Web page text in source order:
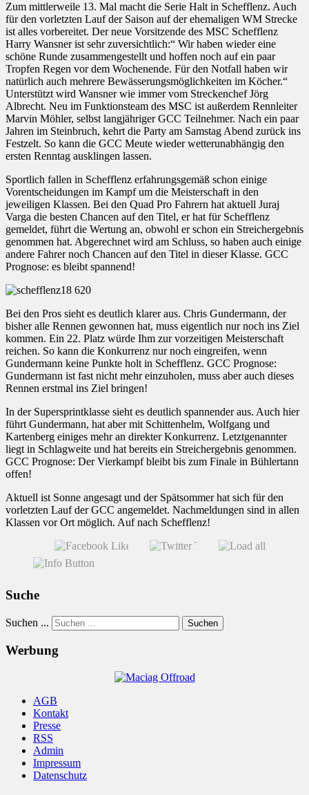
Zum mittlerweile 13. Mal macht die Serie Halt in Schefflenz. Auch
für den vorletzten Lauf der Saison auf der ehemaligen WM Strecke
ist alles vorbereitet. Der neue Vorsitzende des MSC Schefflenz
Harry Wansner ist sehr zuversichtlich:“ Wir haben wieder eine
schöne Runde zusammengestellt und hoffen noch auf ein paar
Tropfen Regen vor dem Wochenende. Für den Notfall haben wir
natürlich auch mehrere Bewässerungsmöglichkeiten im Köcher.“
Unterstützt wird Wansner wie immer vom Streckenchef Jörg
Albrecht. Neu im Funktionsteam des MSC ist außerdem Rennleiter
Marvin Möhler, selbst langjähriger GCC Teilnehmer. Nach ein paar
Jahren im Steinbruch, kehrt die Party am Samstag Abend zurück ins
Festzelt. So kann die GCC Meute wieder wetterunabhängig den
ersten Renntag ausklingen lassen.
Sportlich fallen in Schefflenz erfahrungsgemäß schon einige
Vorentscheidungen im Kampf um die Meisterschaft in den
jeweiligen Klassen. Bei den Quad Pro Fahrern hat aktuell Juraj
Varga die besten Chancen auf den Titel, er hat für Schefflenz
gemeldet, führt die Wertung an, obwohl er schon ein Streichergebnis
genommen hat. Abgerechnet wird am Schluss, so haben auch einige
andere Fahrer noch Chancen auf den Titel in dieser Klasse. GCC
Prognose: es bleibt spannend!
Bei den Pros sieht es deutlich klarer aus. Chris Gundermann, der
bisher alle Rennen gewonnen hat, muss eigentlich nur noch ins Ziel
kommen. Ein 22. Platz würde Ihm zur vorzeitigen Meisterschaft
reichen. So kann die Konkurrenz nur noch eingreifen, wenn
Gundermann keine Punkte holt in Schefflenz. GCC Prognose:
Gundermann ist fast nicht mehr einzuholen, muss aber auch dieses
Rennen erstmal ins Ziel bringen!
In der Supersprintklasse sieht es deutlich spannender aus. Auch hier
führt Gundermann, hat aber mit Schittenhelm, Wolfgang und
Kartenberg einiges mehr an direkter Konkurrenz. Letztgenannter
liegt in Schlagweite und hat bereits ein Streichergebnis genommen.
GCC Prognose: Der Vierkampf bleibt bis zum Finale in Bühlertann
offen!
Aktuell ist Sonne angesagt und der Spätsommer hat sich für den
vorletzten Lauf der GCC angemeldet. Nachmeldungen sind in allen
Klassen vor Ort möglich. Auf nach Schefflenz!
Suche
Suchen ... Suchen
Werbung
AGB
Kontakt
Presse
RSS
Admin
Impressum
Datenschutz